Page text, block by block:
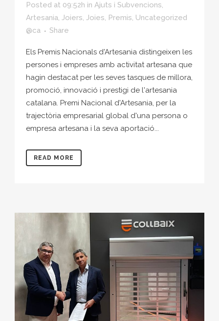
Posted at 09:52h in Ajuts i Subvencions,
Artesania, Joiers, Joies, Premis, Uncategorized
@ca
Share
Els Premis Nacionals d'Artesania distingeixen les
persones i empreses amb activitat artesana que
hagin destacat per les seves tasques de millora,
promoció, innovació i prestigi de l'artesania
catalana. Premi Nacional d'Artesania, per la
trajectòria empresarial global d'una persona o
empresa artesana i la seva aportació...
READ MORE